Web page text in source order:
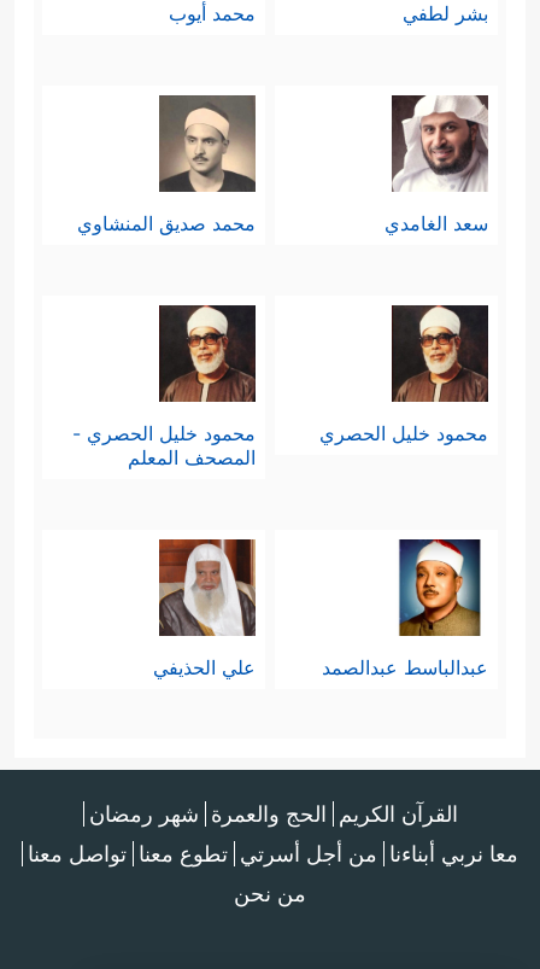
بشر لطفي محمد أيوب
سعد الغامدي محمد صديق المنشاوي
محمود خليل الحصري
محمود خليل الحصري -
المصحف المعلم
عبدالباسط عبدالصمد علي الحذيفي
القرآن الكريم الحج والعمرة شهر رمضان
معا نربي أبناءنا من أجل أسرتي تطوع معنا تواصل معنا
من نحن